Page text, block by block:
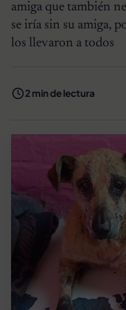
amiga que también
se iría sin su amiga,
los llevaron a todos
2 min de lectura